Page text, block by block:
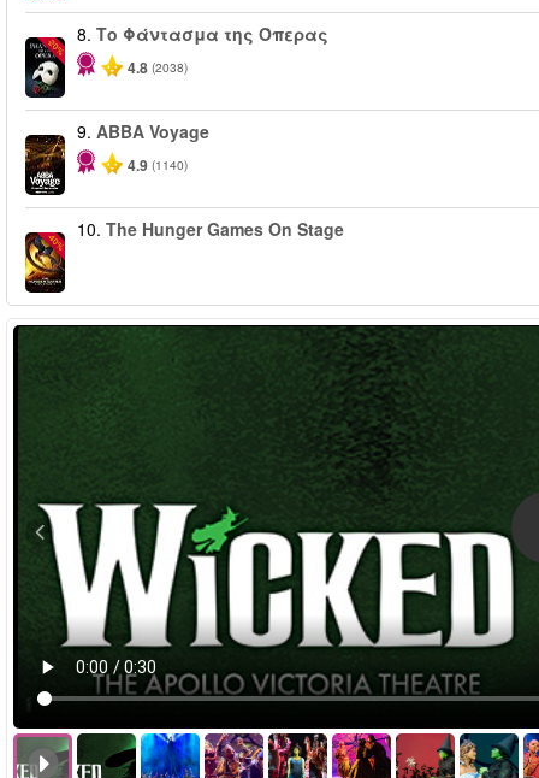
-20%
8. Το Φάντασμα της Όπερας
4.8 (2038)
9. ABBA Voyage
4.9 (1140)
-40%
10. The Hunger Games On Stage